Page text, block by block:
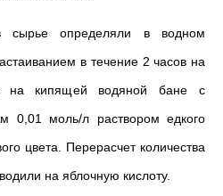
сырье определяли в водном
в течение 2 часов на
на кипящей водяной бане с
0,01 моль/л раствором едкого
цвета. Перерасчет количества
на яблочную кислоту.